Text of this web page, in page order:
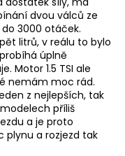
dvou válců ze
3000 otáček.
litrů, v reálu to bylo
úplně
Motor 1.5 TSI ale
nemám moc rád.
z nejlepších, tak
příliš
a je proto
plynu a rozjezd tak